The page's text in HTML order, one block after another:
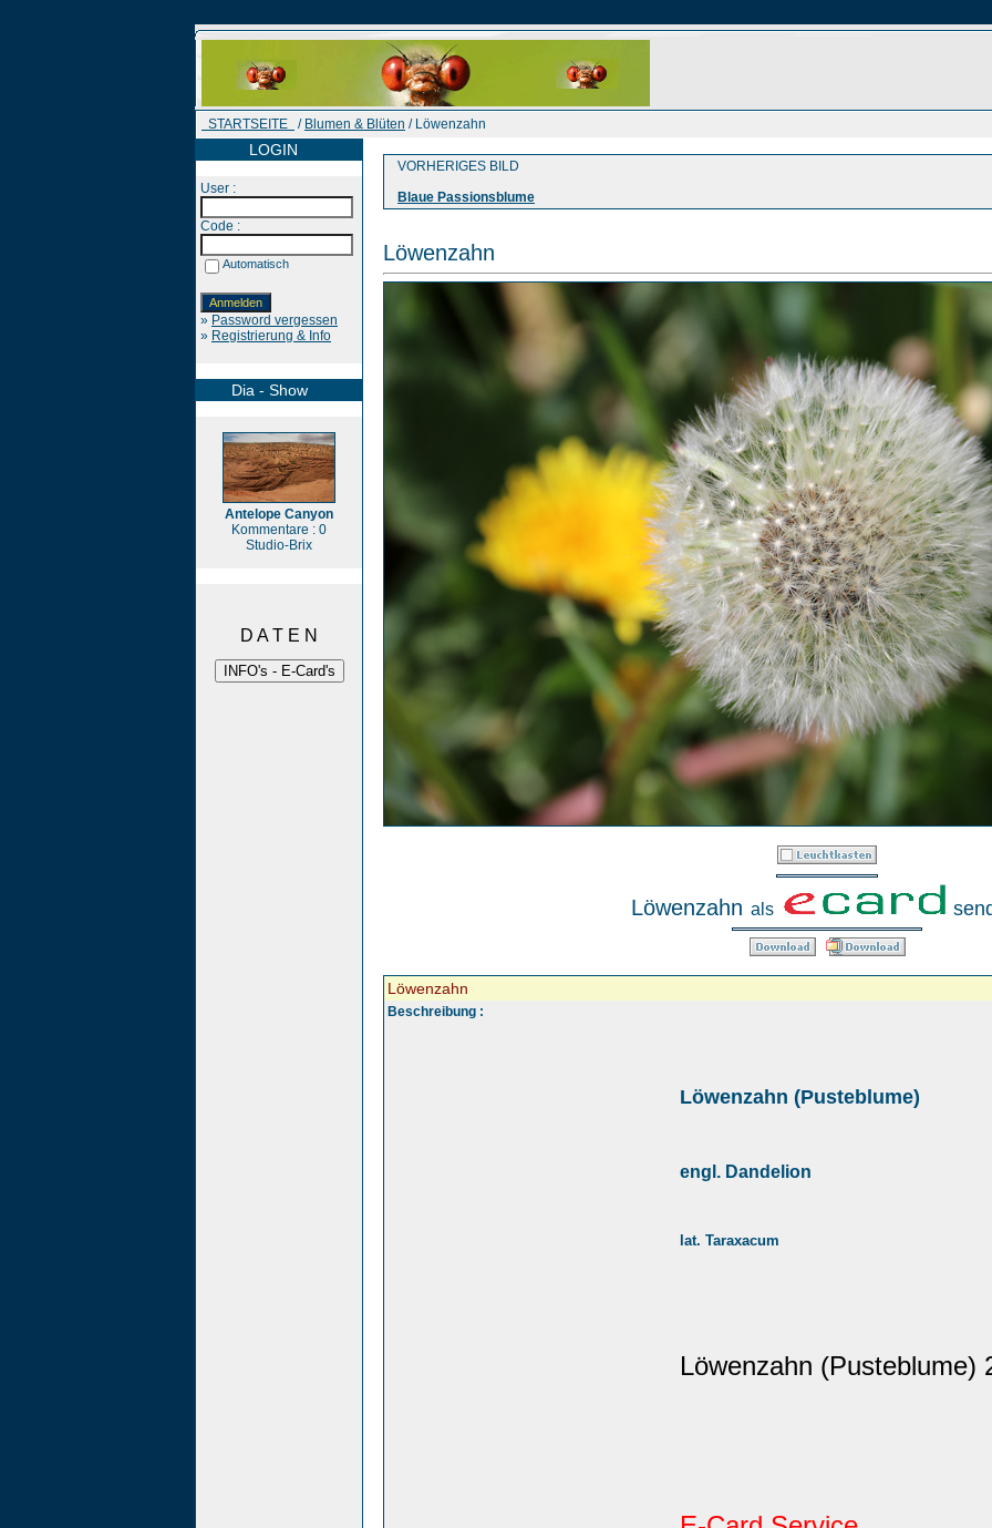
STARTSEITE / Blumen & Blüten / Löwenzahn
LOGIN
User :
Code :
Automatisch
» Password vergessen
» Registrierung & Info
Dia - Show
Antelope Canyon
Kommentare : 0
Studio-Brix
D A T E N
VORHERIGES BILD
Blaue Passionsblume
Löwenzahn
Löwenzahn als
Löwenzahn
Beschreibung :
Löwenzahn (Pusteblume)
engl. Dandelion
lat. Taraxacum
Löwenzahn (Pusteblume)